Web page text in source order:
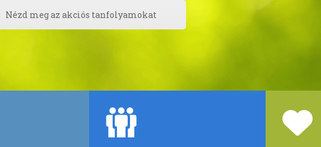
Nézd meg az akciós tanfolyamokat